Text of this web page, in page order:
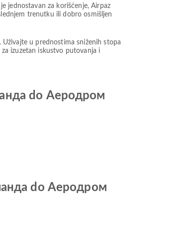
jednostavan za korišćenje, Airpaz
trenutku ili dobro osmišljen
u prednostima sniženih stopa
izuzetan iskustvo putovanja i
do Аеродром
do Аеродром